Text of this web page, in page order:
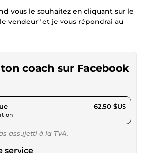
vous le souhaitez en cliquant sur le
vendeur" et je vous répondrai au
coach sur Facebook
pour 57,61 $US 62,50 $US
assujetti à la TVA.
service